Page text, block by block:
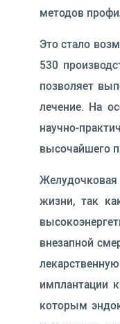
методов
Это стало
530
позволяет
лечение. На
научно-
высочайшего
жизни, так
внезапной
имплантации
которым